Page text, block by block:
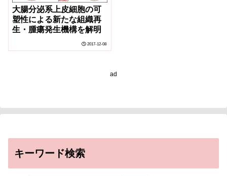
大腸分泌系上皮細胞の可
塑性による新たな組織再
生・腫瘍発生機構を解明
2017-12-08
ad
キーワード検索